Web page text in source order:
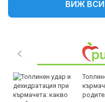
ВИЖ